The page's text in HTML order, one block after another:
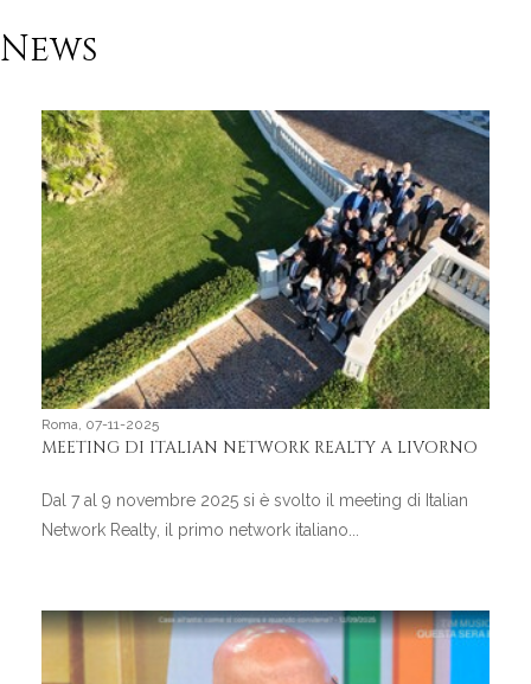
News
Roma, 07-11-2025
MEETING DI ITALIAN NETWORK REALTY A LIVORNO
Dal 7 al 9 novembre 2025 si è svolto il meeting di Italian
Network Realty, il primo network italiano...